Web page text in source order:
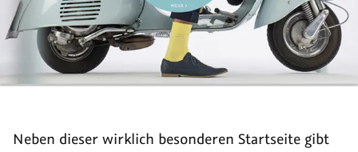
Neben dieser wirklich besonderen Startseite gibt